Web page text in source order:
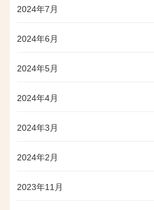
2024年7月
2024年6月
2024年5月
2024年4月
2024年3月
2024年2月
2023年11月